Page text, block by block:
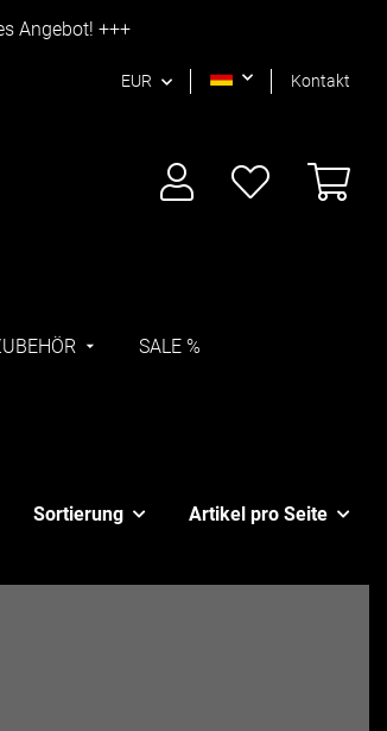
Angebot! +++
EUR Kontakt
SALE %
Sortierung Artikel pro Seite